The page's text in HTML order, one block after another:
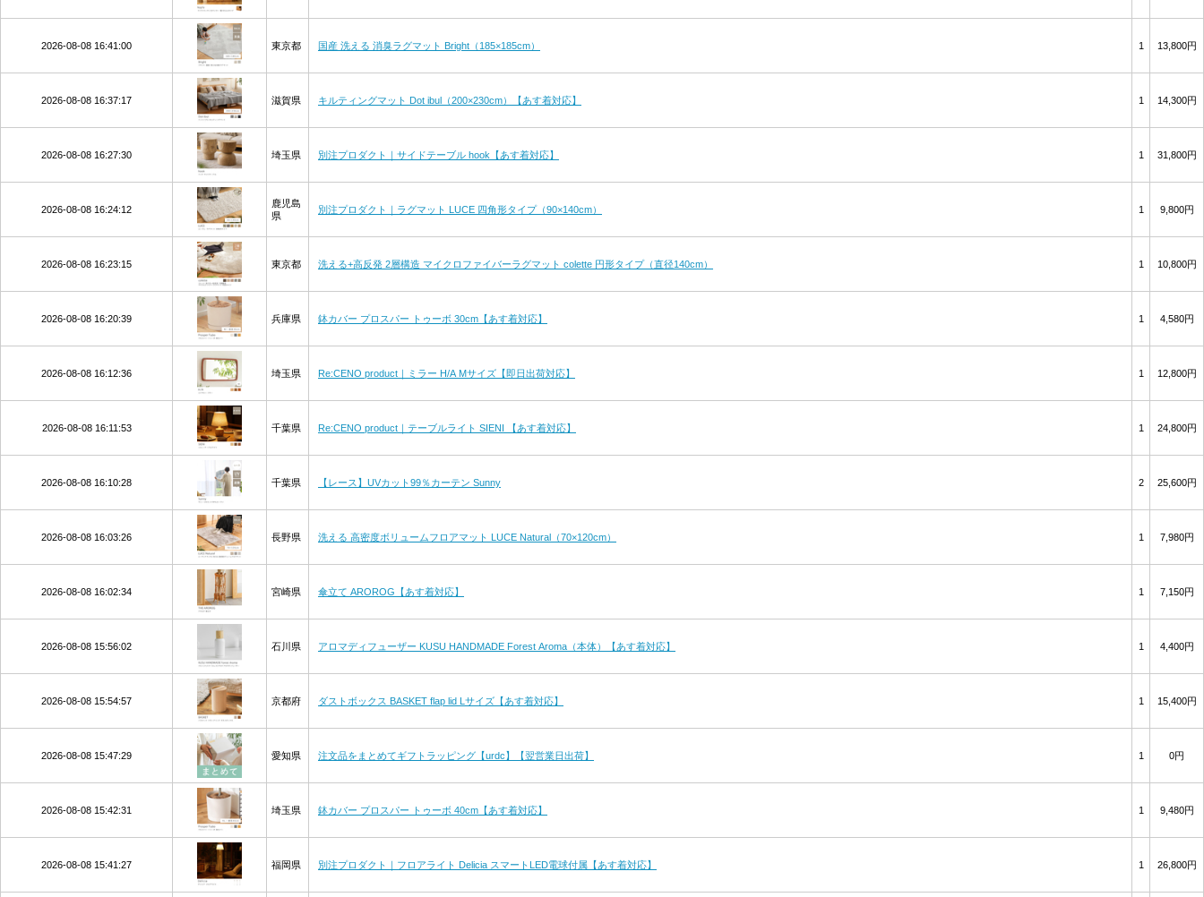
2026-08-08 16:41:00 東京都 国産 洗える 消臭ラグマット Bright（185×185cm） 1 13,800円
2026-08-08 16:37:17 滋賀県 キルティングマット Dot ibul（200×230cm）【あす着対応】 1 14,300円
2026-08-08 16:27:30 埼玉県 別注プロダクト｜サイドテーブル hook【あす着対応】 1 31,800円
2026-08-08 16:24:12
鹿児島
県
別注プロダクト｜ラグマット LUCE 四角形タイプ（90×140cm） 1 9,800円
2026-08-08 16:23:15 東京都 洗える+高反発 2層構造 マイクロファイバーラグマット colette 円形タイプ（直径140cm） 1 10,800円
2026-08-08 16:20:39 兵庫県 鉢カバー プロスパー トゥーボ 30cm【あす着対応】 1 4,580円
2026-08-08 16:12:36 埼玉県 Re:CENO product｜ミラー H/A Mサイズ【即日出荷対応】 1 12,800円
2026-08-08 16:11:53 千葉県 Re:CENO product｜テーブルライト SIENI 【あす着対応】 1 24,800円
2026-08-08 16:10:28 千葉県 【レース】UVカット99％カーテン Sunny 2 25,600円
2026-08-08 16:03:26 長野県 洗える 高密度ボリュームフロアマット LUCE Natural（70×120cm） 1 7,980円
2026-08-08 16:02:34 宮崎県 傘立て AROROG【あす着対応】 1 7,150円
2026-08-08 15:56:02 石川県 アロマディフューザー KUSU HANDMADE Forest Aroma（本体）【あす着対応】 1 4,400円
2026-08-08 15:54:57 京都府 ダストボックス BASKET flap lid Lサイズ【あす着対応】 1 15,400円
2026-08-08 15:47:29 愛知県 注文品をまとめてギフトラッピング【urdc】【翌営業日出荷】 1 0円
2026-08-08 15:42:31 埼玉県 鉢カバー プロスパー トゥーボ 40cm【あす着対応】 1 9,480円
2026-08-08 15:41:27 福岡県 別注プロダクト｜フロアライト Delicia スマートLED電球付属【あす着対応】 1 26,800円